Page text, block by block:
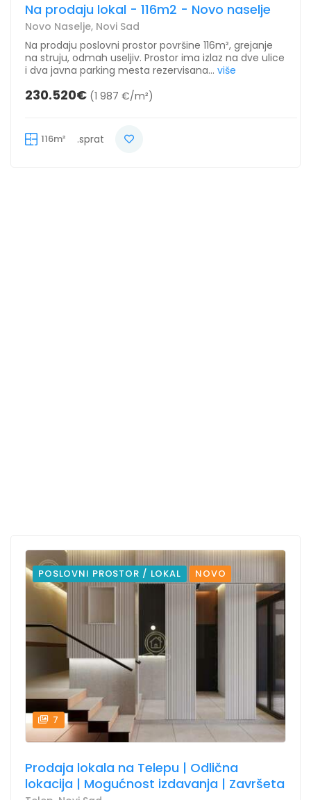
Na prodaju lokal - 116m2 - Novo naselje
Novo Naselje, Novi Sad
Na prodaju poslovni prostor površine 116m², grejanje
na struju, odmah useljiv. Prostor ima izlaz na dve ulice
i dva javna parking mesta rezervisana... više
230.520€ (1 987 €/m²)
116m² .sprat
POSLOVNI PROSTOR / LOKAL NOVO
7
Prodaja lokala na Telepu | Odlična
lokacija | Mogućnost izdavanja | Završeta